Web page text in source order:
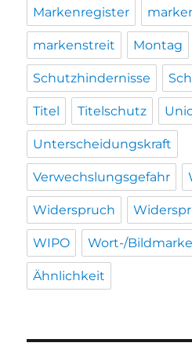
Markenregister
markenstreit Montag
Schutzhindernisse
Titel Titelschutz
Unterscheidungskraft
Verwechslungsgefahr
Widerspruch
WIPO Wort-/Bildmarke
Ähnlichkeit